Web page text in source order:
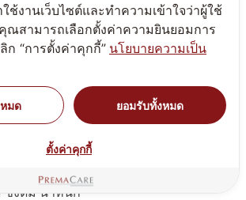
เสริม สมอง
สุขภาพองค์รวม
ม สมุนไพร
สุขภาพ - Wellness Being
ชงดื่ม น้ำหนัก
ใช้งานเว็บไซต์และทำความเข้าใจว่าผู้ใช้
ณสามารถเลือกตั้งค่าความยินยอมการ
ก “การตั้งค่าคุกกี้” นโยบายความเป็น
มด ยอมรับทั้งหมด
ตั้งค่าคุกกี้